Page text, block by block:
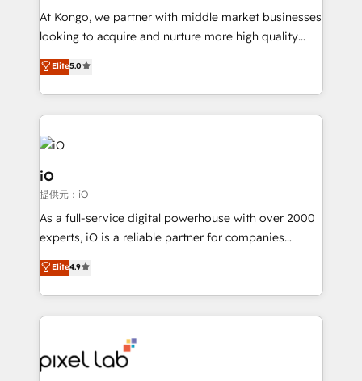
reporting so nothing gets lost. - HubSpot without
headaches – new deployments, system cleanups,
migrations – moving from Pardot, Salesforce,
Marketo, PipeDrive? We handle it. - Digital GTM
growth. With 82% of clients renewing retainers, we
At Kongo, we partner with middle market businesses
looking to acquire and nurture more high quality
leads. We use digital media, marketing cloud,
automation and software integration to drive sales
and, deliver clarity on marketing expenditure.
Elite5.0
iO
提供元：iO
As a full-service digital powerhouse with over 2000
experts, iO is a reliable partner for companies
looking to strengthen their position in the fields of
marketing, technology, content, strategy and
creation. iO combines in-depth knowledge on both
the marketing and technology end of HubSpot,
from end-to-end. Teams of marketing specialists,
developers, copywriters and designers work side by
Elite4.9